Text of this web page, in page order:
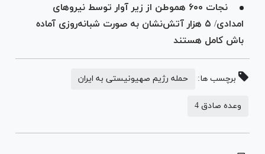
نجات ۶۰۰ هموطن از زیر آوار توسط نیرو‌های
امدادی/ ۵ هزار آتش‌نشان به صورت شبانه‌روزی آماده
باش کامل هستند
برچسب ها: حمله رژیم صهیونیستی به ایران
وعده صادق 4